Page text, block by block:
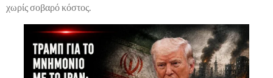
χωρίς σοβαρό κόστος.